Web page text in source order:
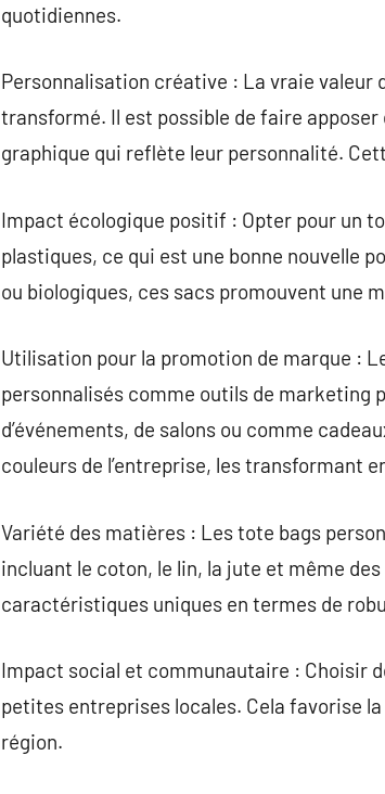
quotidiennes.
Personnalisation créative : La vraie valeur
transformé. Il est possible de faire
graphique qui reflète leur personnalité.
Impact écologique positif : Opter pour un
plastiques, ce qui est une bonne nouvelle
ou biologiques, ces sacs promouvent une
Utilisation pour la promotion de marque :
personnalisés comme outils de marketing
d’événements, de salons ou comme
couleurs de l’entreprise, les transformant
Variété des matières : Les tote bags
incluant le coton, le lin, la jute et même
caractéristiques uniques en termes de
Impact social et communautaire : Choisir
petites entreprises locales. Cela favorise
région.